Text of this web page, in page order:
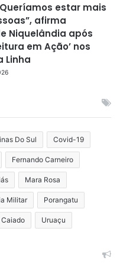
estar mais
afirma
Niquelândia após
em Ação’ nos
Linha
Do Sul Covid-19
Fernando Carneiro
Mara Rosa
Militar Porangatu
Caiado Uruaçu